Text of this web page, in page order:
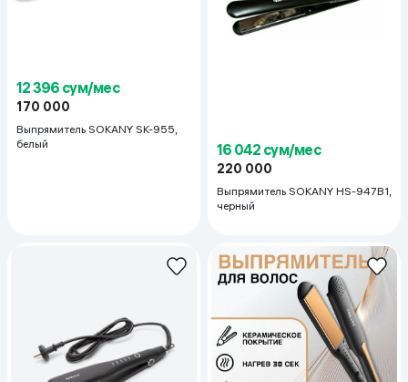
12 396 сум/мес
170 000
Выпрямитель SOKANY SK-955,
белый
16 042 сум/мес
220 000
Выпрямитель SOKANY HS-947B1,
черный